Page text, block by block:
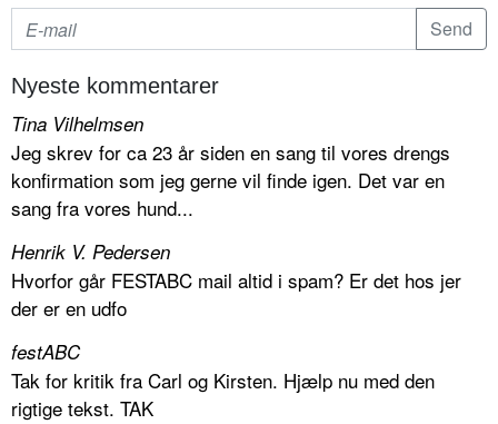
Nyeste kommentarer
Tina Vilhelmsen
Jeg skrev for ca 23 år siden en sang til vores drengs
konfirmation som jeg gerne vil finde igen. Det var en
sang fra vores hund...
Henrik V. Pedersen
Hvorfor går FESTABC mail altid i spam? Er det hos jer
der er en udfo
festABC
Tak for kritik fra Carl og Kirsten. Hjælp nu med den
rigtige tekst. TAK